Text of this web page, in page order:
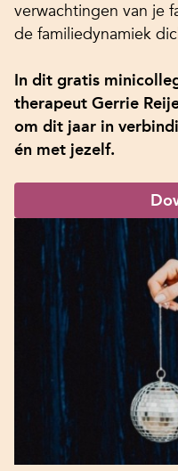
verwachtingen van je
de familiedynamiek
In dit gratis
therapeut Gerrie
om dit jaar in
én met jezelf.